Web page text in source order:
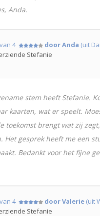
Anda.
4 door Anda (uit
Stefanie
stem heeft Stefanie.
kaarten, wat er speelt.
toekomst brengt wat zij
Het gesprek heeft me een
Bedankt voor het fijne
4 door Valerie (uit
Stefanie